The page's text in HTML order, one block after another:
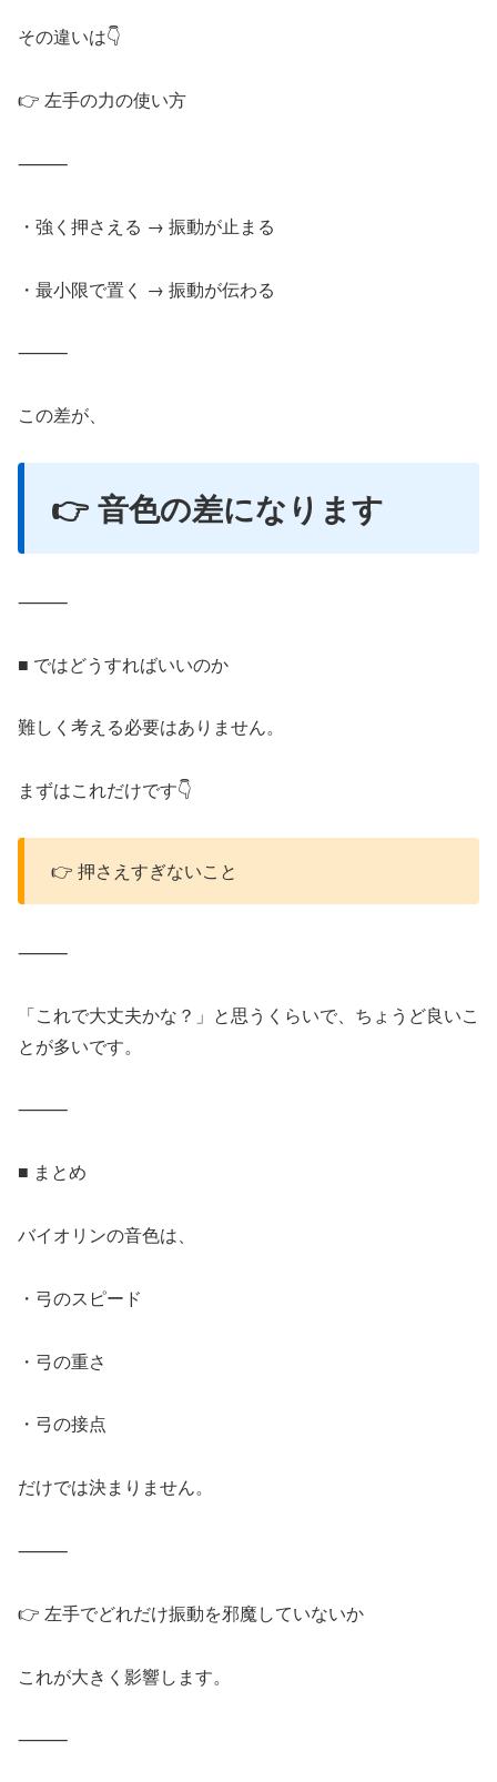
その違いは👇
👉 左手の力の使い方
⸻
・強く押さえる → 振動が止まる
・最小限で置く → 振動が伝わる
⸻
この差が、
👉 音色の差になります
⸻
■ ではどうすればいいのか
難しく考える必要はありません。
まずはこれだけです👇
👉 押さえすぎないこと
⸻
「これで大丈夫かな？」と思うくらいで、ちょうど良いこ
とが多いです。
⸻
■ まとめ
バイオリンの音色は、
・弓のスピード
・弓の重さ
・弓の接点
だけでは決まりません。
⸻
👉 左手でどれだけ振動を邪魔していないか
これが大きく影響します。
⸻